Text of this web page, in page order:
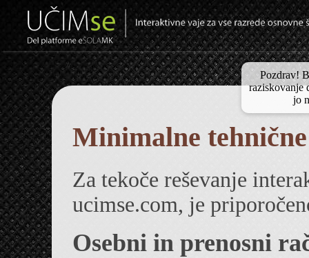
Pozdrav!
raziskovanje
jo
Minimalne
Za tekoče reševanje
ucimse.com, je
Osebni in prenosni